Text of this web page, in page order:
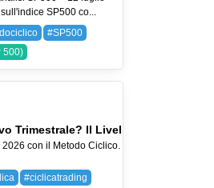
sull'indice SP500 co...
#SP500
500)
Trimestrale? Il Livello 7390 Decide
Metodo Ciclico. Nell'ultima analisi
#ciclicatrading